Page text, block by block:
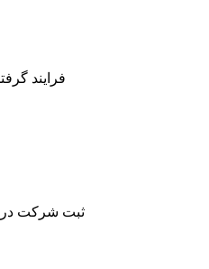
فرایند
ثبت شرکت در